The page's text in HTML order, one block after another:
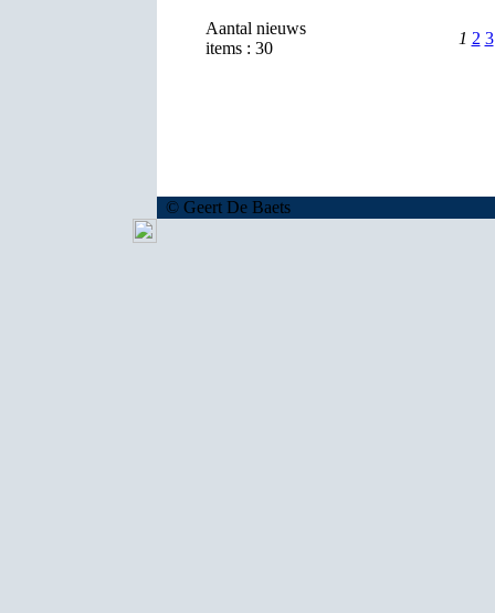
Aantal nieuws
items : 30
1 2 3
© Geert De Baets